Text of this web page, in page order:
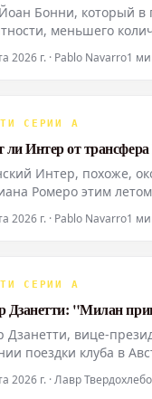
Бонни, который в
меньшего
товарищеском матче
хорошую и
2026 г. · Pablo Navarro1
СЕРИИ А
ли Интер от
Интер, похоже,
Ромеро этим
Бенджамином
"
2026 г. · Pablo Navarro1
СЕРИИ А
Дзанетти: "Милан
Дзанетти, вице-
поездки клуба в
прибыв в
2026 г. · Лавр